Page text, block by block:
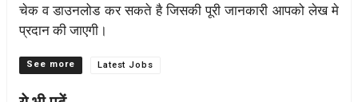
चेक व डाउनलोड कर सकते है जिसकी पूरी जानकारी आपको लेख मे
प्रदान की जाएगी।
Categories Latest Jobs